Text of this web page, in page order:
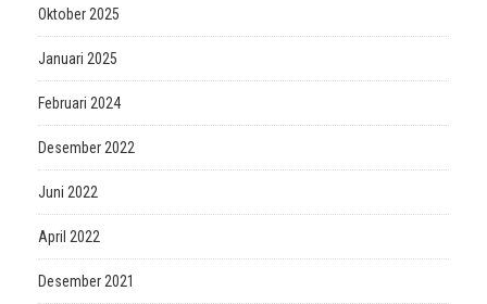
Oktober 2025
Januari 2025
Februari 2024
Desember 2022
Juni 2022
April 2022
Desember 2021